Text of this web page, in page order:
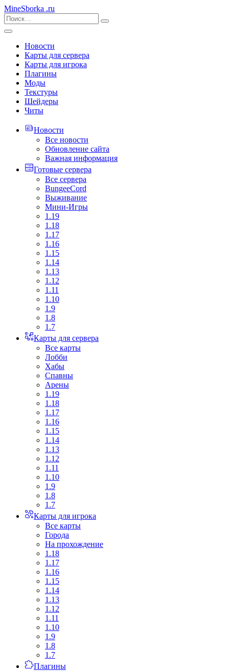
MineSborka .ru
Новости
Карты для сервера
Карты для игрока
Плагины
Моды
Текстуры
Шейдеры
Читы
Новости
Все новости
Обновление сайта
Важная информация
Готовые сервера
Все сервера
BungeeCord
Выживание
Мини-Игры
1.19
1.18
1.17
1.16
1.15
1.14
1.13
1.12
1.11
1.10
1.9
1.8
1.7
Карты для сервера
Все карты
Лобби
Хабы
Спавны
Арены
1.19
1.18
1.17
1.16
1.15
1.14
1.13
1.12
1.11
1.10
1.9
1.8
1.7
Карты для игрока
Все карты
Города
На прохождение
1.18
1.17
1.16
1.15
1.14
1.13
1.12
1.11
1.10
1.9
1.8
1.7
Плагины